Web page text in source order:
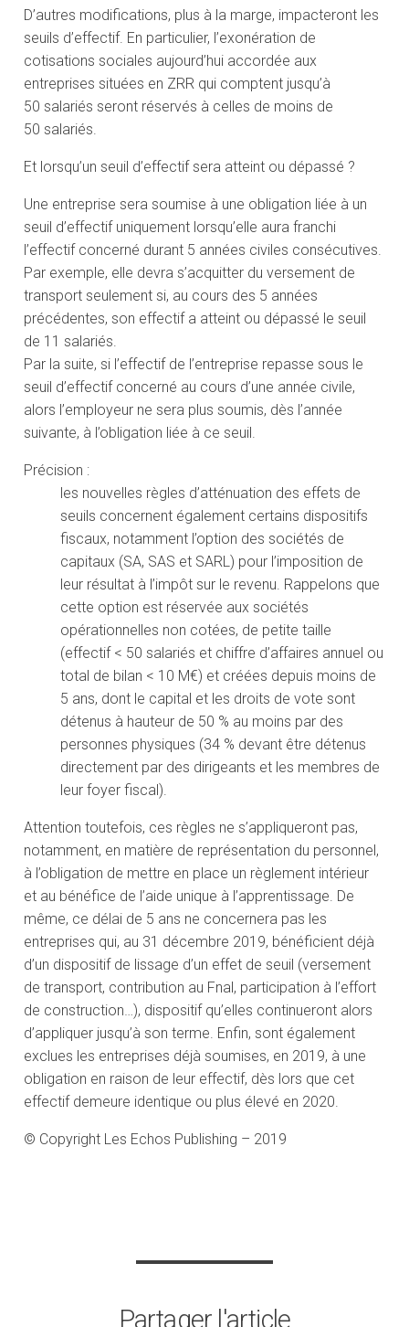
D’autres modifications, plus à la marge, impacteront les
seuils d’effectif. En particulier, l’exonération de
cotisations sociales aujourd’hui accordée aux
entreprises situées en ZRR qui comptent jusqu’à
50 salariés seront réservés à celles de moins de
50 salariés.
Et lorsqu’un seuil d’effectif sera atteint ou dépassé ?
Une entreprise sera soumise à une obligation liée à un
seuil d’effectif uniquement lorsqu’elle aura franchi
l’effectif concerné durant 5 années civiles consécutives.
Par exemple, elle devra s’acquitter du versement de
transport seulement si, au cours des 5 années
précédentes, son effectif a atteint ou dépassé le seuil
de 11 salariés.
Par la suite, si l’effectif de l’entreprise repasse sous le
seuil d’effectif concerné au cours d’une année civile,
alors l’employeur ne sera plus soumis, dès l’année
suivante, à l’obligation liée à ce seuil.
Précision :
les nouvelles règles d’atténuation des effets de
seuils concernent également certains dispositifs
fiscaux, notamment l’option des sociétés de
capitaux (SA, SAS et SARL) pour l’imposition de
leur résultat à l’impôt sur le revenu. Rappelons que
cette option est réservée aux sociétés
opérationnelles non cotées, de petite taille
(effectif < 50 salariés et chiffre d’affaires annuel ou
total de bilan < 10 M€) et créées depuis moins de
5 ans, dont le capital et les droits de vote sont
détenus à hauteur de 50 % au moins par des
personnes physiques (34 % devant être détenus
directement par des dirigeants et les membres de
leur foyer fiscal).
Attention toutefois, ces règles ne s’appliqueront pas,
notamment, en matière de représentation du personnel,
à l’obligation de mettre en place un règlement intérieur
et au bénéfice de l’aide unique à l’apprentissage. De
même, ce délai de 5 ans ne concernera pas les
entreprises qui, au 31 décembre 2019, bénéficient déjà
d’un dispositif de lissage d’un effet de seuil (versement
de transport, contribution au Fnal, participation à l’effort
de construction…), dispositif qu’elles continueront alors
d’appliquer jusqu’à son terme. Enfin, sont également
exclues les entreprises déjà soumises, en 2019, à une
obligation en raison de leur effectif, dès lors que cet
effectif demeure identique ou plus élevé en 2020.
© Copyright Les Echos Publishing – 2019
Partager l'article